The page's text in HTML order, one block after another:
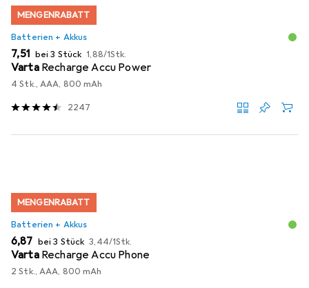
MENGENRABATT
Batterien + Akkus
EUR
7,51 bei 3 Stück EUR
1,88/1Stk.
Varta Recharge Accu Power
4 Stk., AAA, 800 mAh
2247
MENGENRABATT
Batterien + Akkus
EUR
6,87 bei 3 Stück EUR
3,44/1Stk.
Varta Recharge Accu Phone
2 Stk., AAA, 800 mAh